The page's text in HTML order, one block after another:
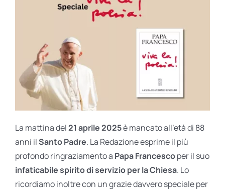
BIOGRAFIE
La mattina del21 aprile 2025è mancato all’età di 88
anni ilSanto Padre. La Redazione esprime il più
profondo ringraziamento a Papa Francescoper il suo
infaticabile spirito di servizio per la Chiesa. Lo
ricordiamo inoltre con un grazie davvero speciale per